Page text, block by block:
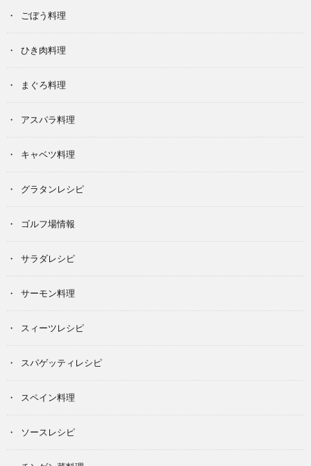
ごぼう料理
ひき肉料理
まぐろ料理
アスパラ料理
キャベツ料理
グラタンレシピ
ゴルフ場情報
サラダレシピ
サーモン料理
スィーツレシピ
スパゲッティレシピ
スペイン料理
ソースレシピ